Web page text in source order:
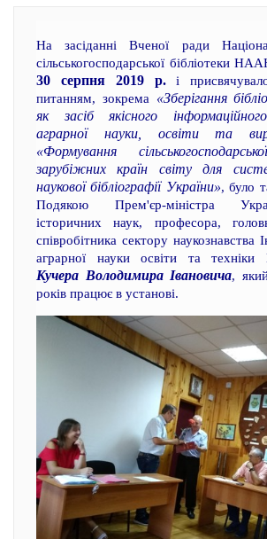
На засіданні Вченої ради
сільськогосподарської бібліотеки
30 серпня 2019 р.і
питанням, зокрема «Зберігання
як засіб якісного
аграрної науки, освіти та
«Формування
зарубіжних країн світу для
наукової бібліографії України», було
Подякою Прем'єр-міністра
історичних наук, професора,
співробітника сектору наукознавства
аграрної науки освіти та
Кучера Володимира Івановича,
років працює в установі.